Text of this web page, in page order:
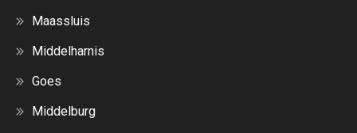
Maassluis
Middelharnis
Goes
Middelburg